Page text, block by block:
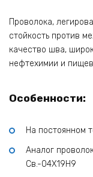
Проволока,
стойкость против
качество шва,
нефтехимии и
Особенности:
На постоянном
Аналог
Св.-04Х19Н9